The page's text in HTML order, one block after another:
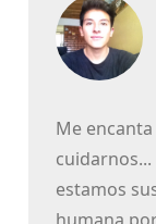
Me
estamos